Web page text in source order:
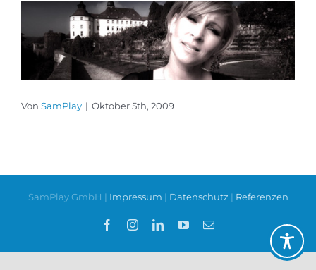
Von SamPlay | Oktober 5th, 2009
SamPlay GmbH | Impressum | Datenschutz | Referenzen
FacebookInstagramLinkedInYouTube
E-